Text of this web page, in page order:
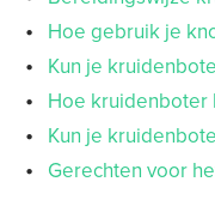
Hoe gebruik je
Kun je
Hoe kruidenboter
Kun je
Gerechten voor